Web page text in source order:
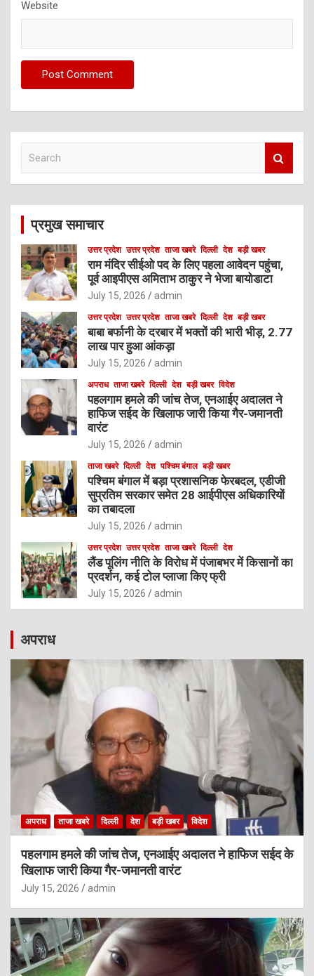
Website
c
प्रमुख समाचार
उत्तर प्रदेश उत्तर प्रदेश ताजा खबरे दिल्ली देश बड़ी खबर
राम मंदिर सीईओ पद के लिए पहला आवेदन पहुंचा,
पूर्व आइपीएस अमिताभ ठाकुर ने भेजा बायोडाटा
July 15, 2026 admin
उत्तर प्रदेश उत्तर प्रदेश ताजा खबरे दिल्ली देश बड़ी खबर
बाबा बर्फानी के दरबार में भक्तों की भारी भीड़, 2.77
लाख पार हुआ आंकड़ा
July 15, 2026 admin
अपराध ताजा खबरे दिल्ली देश बड़ी खबर विदेश
पहलगाम हमले की जांच तेज, एनआईए अदालत ने
हाफिज सईद के खिलाफ जारी किया गैर-जमानती
वारंट
July 15, 2026 admin
ताजा खबरे दिल्ली देश पश्चिम बंगाल बड़ी खबर
पश्चिम बंगाल में बड़ा प्रशासनिक फेरबदल, एडीजी
सुप्रतिम सरकार समेत 28 आईपीएस अधिकारियों
का तबादला
July 15, 2026 admin
उत्तर प्रदेश उत्तर प्रदेश ताजा खबरे दिल्ली देश
लैंड पूलिंग नीति के विरोध में पंजाबभर में किसानों का
प्रदर्शन, कई टोल प्लाजा किए फ्री
July 15, 2026 admin
अपराध
अपराध ताजा खबरे दिल्ली देश बड़ी खबर विदेश
पहलगाम हमले की जांच तेज, एनआईए अदालत ने हाफिज सईद के
खिलाफ जारी किया गैर-जमानती वारंट
July 15, 2026 admin